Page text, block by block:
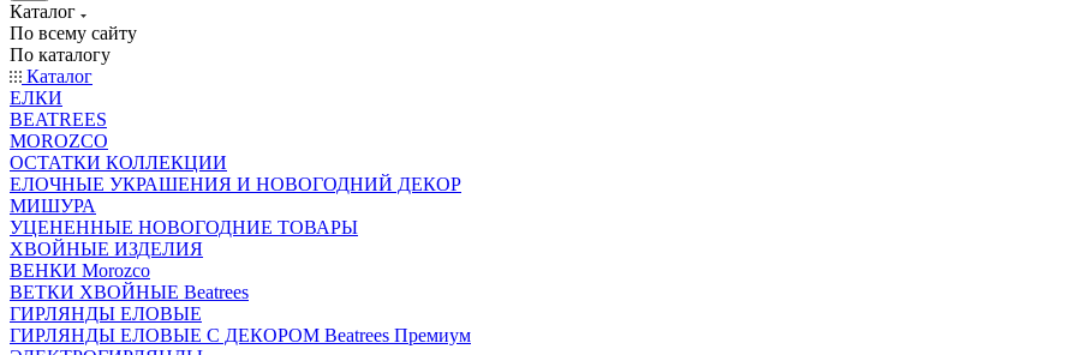
Каталог
По всему сайту
По каталогу
Каталог
ЕЛКИ
BEATREES
MOROZCO
ОСТАТКИ КОЛЛЕКЦИИ
ЕЛОЧНЫЕ УКРАШЕНИЯ И НОВОГОДНИЙ ДЕКОР
МИШУРА
УЦЕНЕННЫЕ НОВОГОДНИЕ ТОВАРЫ
ХВОЙНЫЕ ИЗДЕЛИЯ
ВЕНКИ Morozco
ВЕТКИ ХВОЙНЫЕ Beatrees
ГИРЛЯНДЫ ЕЛОВЫЕ
ГИРЛЯНДЫ ЕЛОВЫЕ С ДЕКОРОМ Beatrees Премиум